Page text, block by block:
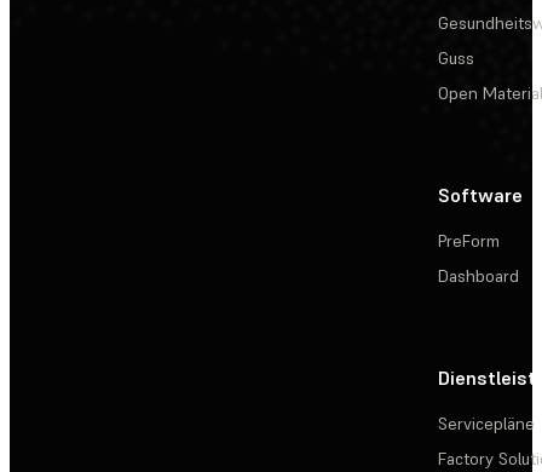
Guss
Open
Software
PreForm
Dashboard
Servicepläne
Factory